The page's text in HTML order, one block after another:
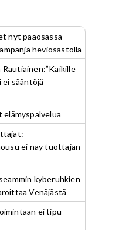
nyt pääosassa
heviosastolla
Rautiainen:”Kaikille
ei sääntöjä
ei näy tuottajan
kyberuhkien
Venäjästä
ei tipu